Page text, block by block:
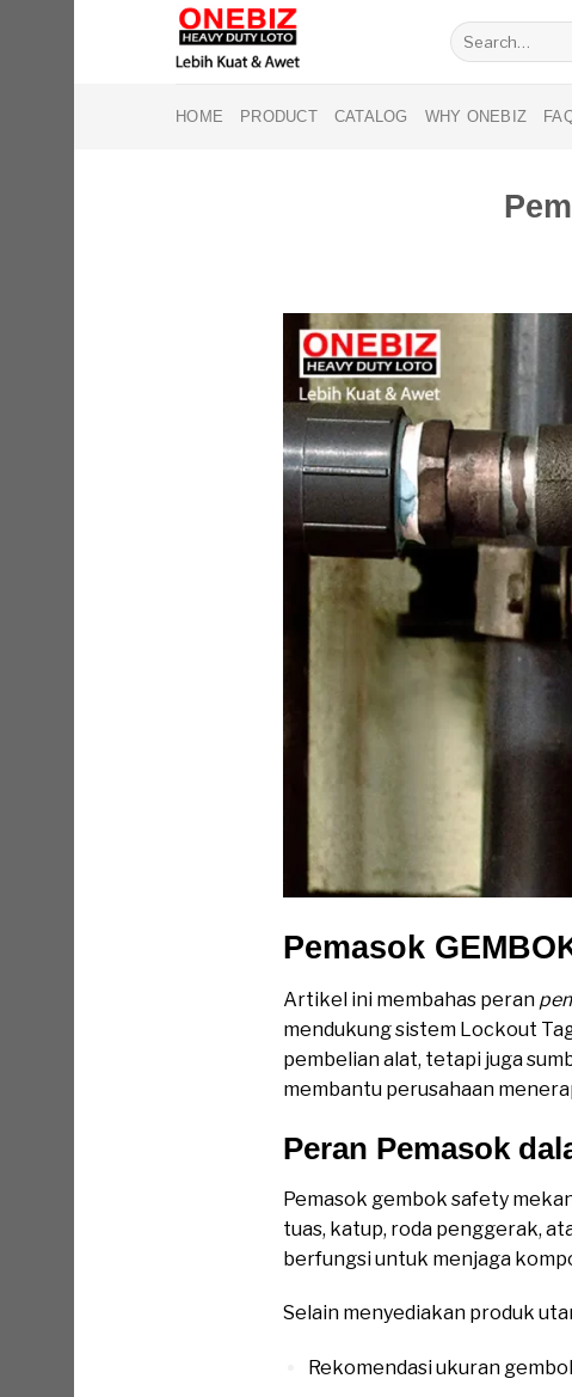
Search
for:
HOME PRODUCT CATALOG WHY ONEBIZ
Pemasok
Artikel ini membahas peran
mendukung sistem Lockout
pembelian alat, tetapi juga
membantu perusahaan
Peran Pemasok
Pemasok gembok safety
tuas, katup, roda penggerak,
berfungsi untuk menjaga
Selain menyediakan produk
Rekomendasi ukuran